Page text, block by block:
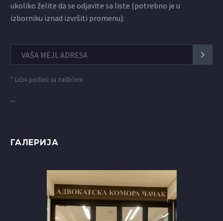
ukoliko želite da se odjavite sa liste (potrebno je u
izborniku iznad izvršiti promenu):
* Lični podaci su zaštićeni
...
ГАЛЕРИЈА